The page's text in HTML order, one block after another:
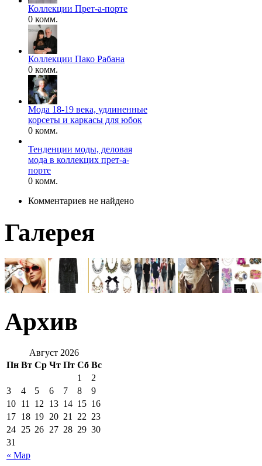
Коллекции Прет-а-порте
0 комм.
Коллекции Пако Рабана
0 комм.
Мода 18-19 века, удлиненные
корсеты и каркасы для юбок
0 комм.
Тенденции моды, деловая
мода в коллекцих прет-а-
порте
0 комм.
Комментариев не найдено
Галерея
Архив
Август 2026
Пн Вт Ср Чт Пт Сб Вс
« Мар
1
2
3
4 5 6 7 8
9
10 11 12 13 14 15 16
17 18 19 20 21 22 23
24 25 26 27 28 29 30
31